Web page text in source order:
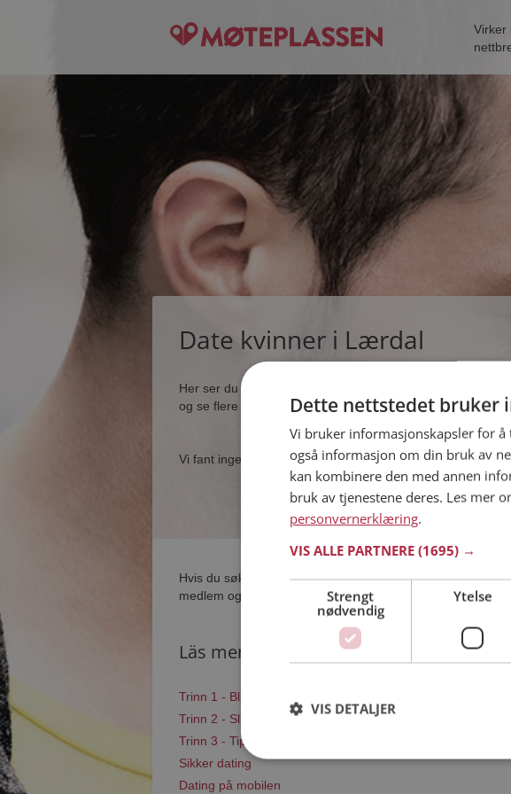
Virker
Date kvinner i Lærdal
Her ser du noen få blant de tusener single som dater på
og se flere single i nærheten av deg.
Vi fant ingen single som samsvarer med ditt søk.
Hvis du søker dating i Lærdal har du kommet til riktig sted.
medlem og søke blant tusenvis av datinginteresserte
Läs mer
Trinn 1 - Bli medlem og lag en presentasjon
Trinn 2 - Slik fungerer våre søkefunksjoner
Trinn 3 - Tips til hvordan du tar kontakt
Sikker dating
Dating på mobilen
Dette nettstedet bruker
Vi bruker informasjonskapsler for
også informasjon om din bruk av
kan kombinere den med annen
bruk av tjenestene deres. Les mer
personvernerklæring.
VIS ALLE PARTNERE (1695) →
Strengt
nødvendig
Ytelse
VIS DETALJER